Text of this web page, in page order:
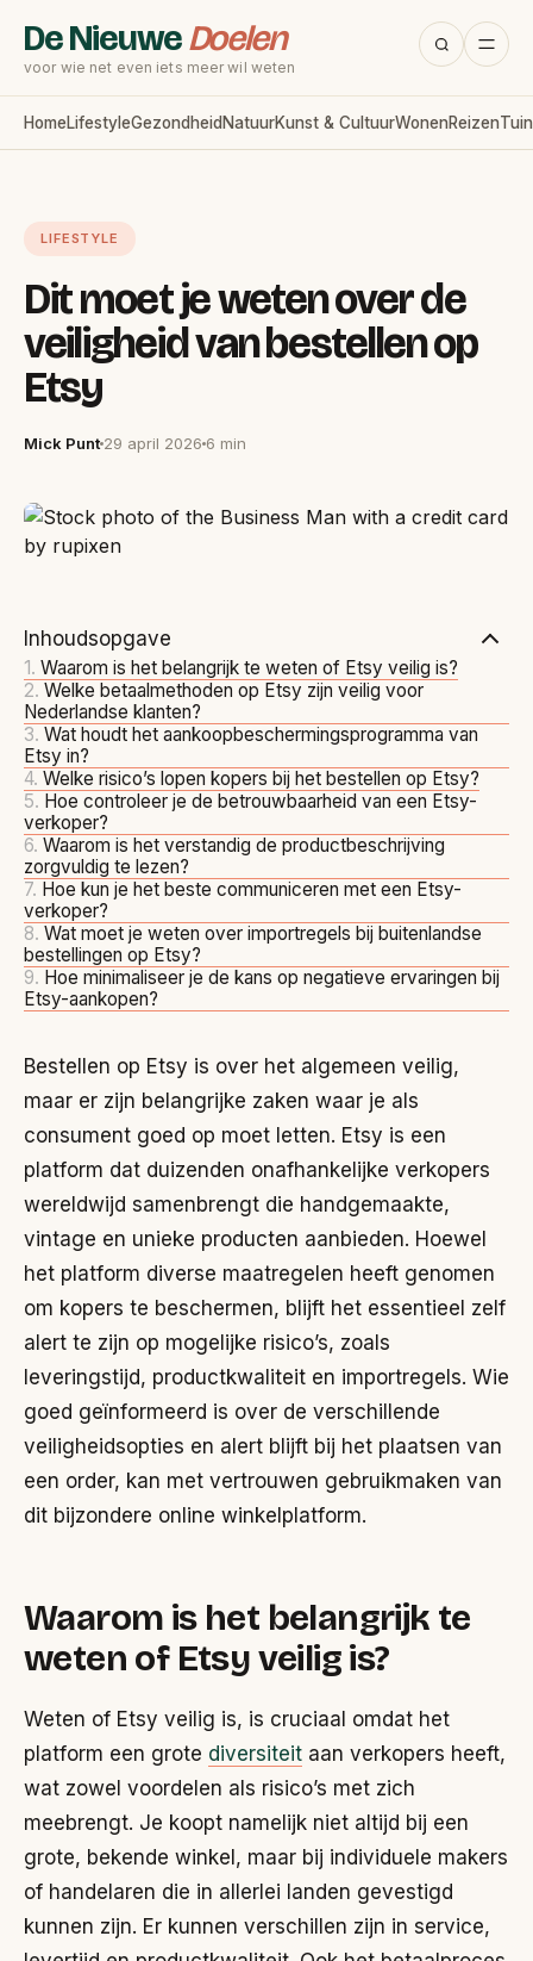
De NieuweDoelen
voor wie net even iets meer wil weten
HomeLifestyleGezondheid NatuurKunst & CultuurWonenReizenTuin
LIFESTYLE
Dit moet je weten over de
veiligheid van bestellen op
Etsy
Mick Punt 29 april 2026 6 min
Inhoudsopgave
Waarom is het belangrijk te weten of Etsy veilig is?
Welke betaalmethoden op Etsy zijn veilig voor
Nederlandse klanten?
Wat houdt het aankoopbeschermingsprogramma van
Etsy in?
Welke risico’s lopen kopers bij het bestellen op Etsy?
Hoe controleer je de betrouwbaarheid van een Etsy-
verkoper?
Waarom is het verstandig de productbeschrijving
zorgvuldig te lezen?
Hoe kun je het beste communiceren met een Etsy-
verkoper?
Wat moet je weten over importregels bij buitenlandse
bestellingen op Etsy?
Hoe minimaliseer je de kans op negatieve ervaringen bij
Etsy-aankopen?
Bestellen op Etsy is over het algemeen veilig,
maar er zijn belangrijke zaken waar je als
consument goed op moet letten. Etsy is een
platform dat duizenden onafhankelijke verkopers
wereldwijd samenbrengt die handgemaakte,
vintage en unieke producten aanbieden. Hoewel
het platform diverse maatregelen heeft genomen
om kopers te beschermen, blijft het essentieel zelf
alert te zijn op mogelijke risico’s, zoals
leveringstijd, productkwaliteit en importregels. Wie
goed geïnformeerd is over de verschillende
veiligheidsopties en alert blijft bij het plaatsen van
een order, kan met vertrouwen gebruikmaken van
dit bijzondere online winkelplatform.
Waarom is het belangrijk te
weten of Etsy veilig is?
Weten of Etsy veilig is, is cruciaal omdat het
platform een grote diversiteit aan verkopers heeft,
wat zowel voordelen als risico’s met zich
meebrengt. Je koopt namelijk niet altijd bij een
grote, bekende winkel, maar bij individuele makers
of handelaren die in allerlei landen gevestigd
kunnen zijn. Er kunnen verschillen zijn in service,